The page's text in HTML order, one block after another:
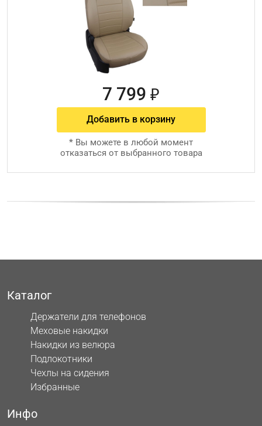
7 799 ₽
Добавить в корзину
* Вы можете в любой момент
отказаться от выбранного товара
Каталог
Держатели для телефонов
Меховые накидки
Накидки из велюра
Подлокотники
Чехлы на сидения
Избранные
Инфо